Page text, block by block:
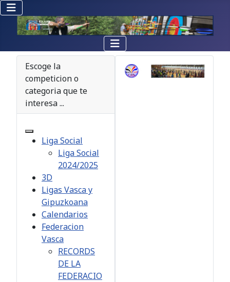
Escoge la
competicion o
categoria que te
interesa ...
Liga Social
Liga Social
2024/2025
3D
Ligas Vasca y
Gipuzkoana
Calendarios
Federacion
Vasca
RECORDS
DE LA
FEDERACIO